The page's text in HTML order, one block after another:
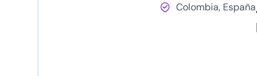
Colombia, España